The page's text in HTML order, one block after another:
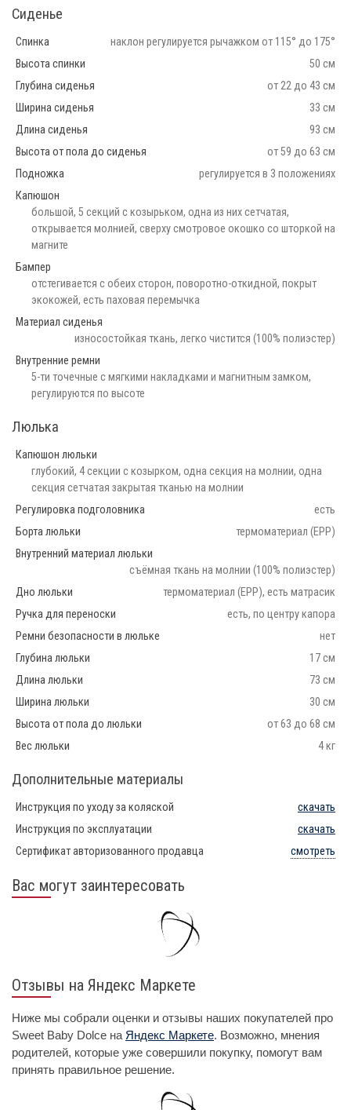
Сиденье
Спинка
наклон регулируется рычажком от 115° до 175°
Высота спинки
50 см
Глубина сиденья
от 22 до 43 см
Ширина сиденья
33 см
Длина сиденья
93 см
Высота от пола до сиденья
от 59 до 63 см
Подножка
регулируется в 3 положениях
Капюшон
большой, 5 секций с козырьком, одна из них сетчатая,
открывается молнией, сверху смотровое окошко со шторкой на
магните
Бампер
отстегивается с обеих сторон, поворотно-откидной, покрыт
экокожей, есть паховая перемычка
Материал сиденья
износостойкая ткань, легко чистится (100% полиэстер)
Внутренние ремни
5-ти точечные с мягкими накладками и магнитным замком,
регулируются по высоте
Люлька
Капюшон люльки
глубокий, 4 секции с козырком, одна секция на молнии, одна
секция сетчатая закрытая тканью на молнии
Регулировка подголовника
есть
Борта люльки
термоматериал (EPP)
Внутренний материал люльки
съёмная ткань на молнии (100% полиэстер)
Дно люльки
термоматериал (EPP), есть матрасик
Ручка для переноски
есть, по центру капора
Ремни безопасности в люльке
нет
Глубина люльки
17 см
Длина люльки
73 см
Ширина люльки
30 см
Высота от пола до люльки
от 63 до 68 см
Вес люльки
4 кг
Дополнительные материалы
Инструкция по уходу за коляской
скачать
Инструкция по эксплуатации
скачать
Сертификат авторизованного продавца
смотреть
Вас могут заинтересовать
Отзывы на Яндекс Маркете
Ниже мы собрали оценки и отзывы наших покупателей про
Sweet Baby Dolce на Яндекс Маркете. Возможно, мнения
родителей, которые уже совершили покупку, помогут вам
принять правильное решение.